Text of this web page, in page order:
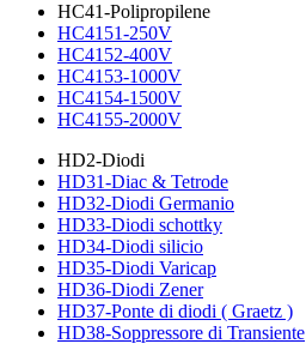
HC41-Polipropilene
HC4151-250V
HC4152-400V
HC4153-1000V
HC4154-1500V
HC4155-2000V
HD2-Diodi
HD31-Diac & Tetrode
HD32-Diodi Germanio
HD33-Diodi schottky
HD34-Diodi silicio
HD35-Diodi Varicap
HD36-Diodi Zener
HD37-Ponte di diodi ( Graetz )
HD38-Soppressore di Transiente